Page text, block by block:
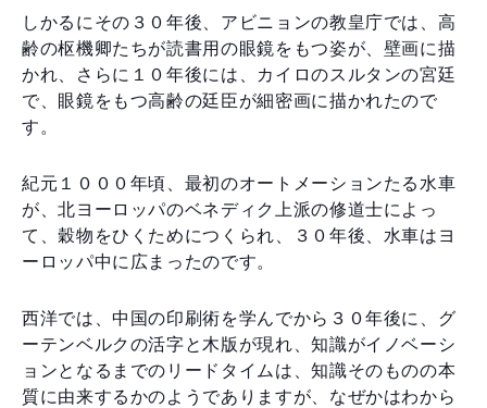
しかるにその３０年後、アビニョンの教皇庁では、高
齢の枢機卿たちが読書用の眼鏡をもつ姿が、壁画に描
かれ、さらに１０年後には、カイロのスルタンの宮廷
で、眼鏡をもつ高齢の廷臣が細密画に描かれたので
す。
紀元１０００年頃、最初のオートメーションたる水車
が、北ヨーロッパのベネディク上派の修道士によっ
て、穀物をひくためにつくられ、３０年後、水車はヨ
ーロッパ中に広まったのです。
西洋では、中国の印刷術を学んでから３０年後に、グ
ーテンベルクの活字と木版が現れ、知識がイノベーシ
ョンとなるまでのリードタイムは、知識そのものの本
質に由来するかのようでありますが、なぜかはわから